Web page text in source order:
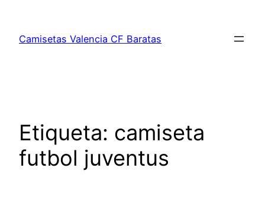
contenido
Camisetas Valencia CF Baratas
Etiqueta: camiseta
futbol juventus